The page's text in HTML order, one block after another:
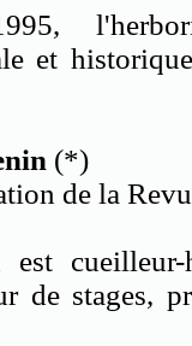
et
(*)
de la
cueilleur-
de stages,